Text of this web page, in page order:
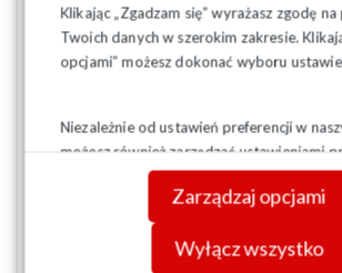
Klikając „Zgadzam się” wyrażasz zgodę
Twoich danych w szerokim zakresie.
opcjami” możesz dokonać wyboru
Niezależnie od ustawień preferencji w
możesz również zarządzać ustawieniami
swojej przeglądarki. Więcej informacji o
danych znajdziesz wPolityce prywatności.
Zarządzaj opcjami
Wyłącz wszystko
2025 roku, o którym mowa w art. 89 ustawy
1998 roku o emeryturach i rentach z
Społecznych (Dz. U. z 2024 r. poz.
najmniej 50 proc. realnego
Rząd proponuje z kolei, by od 1 stycznia
pensja brutto wynosiła 4806 zł, co oznacza
porównaniu do roku 2025 (ok. 3 proc.).
godzinowa miałaby wówczas wynieść
Rządowa propozycja wzrostu
sferze budżetowej to z kolei 3 proc.